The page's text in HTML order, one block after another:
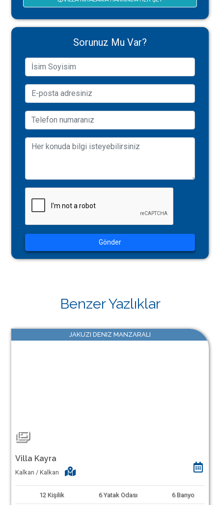
Sorunuz Mu Var?
Gönder
Benzer Yazlıklar
JAKUZI DENIZ MANZARALI
Villa Kayra
Kalkan / Kalkan
12 Kişilik 6 Yatak Odası 6 Banyo